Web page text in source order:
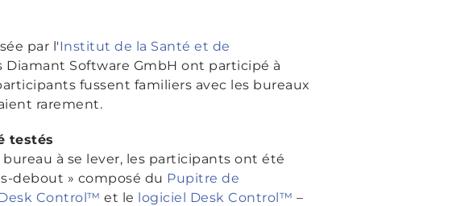
par l'Institut de la Santé et de
Software GmbH ont participé à
fussent familiers avec les bureaux
rarement.
testés
à se lever, les participants ont été
debout » composé du Pupitre de
Control™ et le logiciel Desk Control™ –